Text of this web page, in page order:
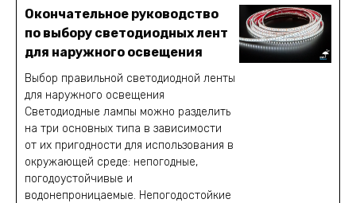
Окончательное руководство
по выбору светодиодных лент
для наружного освещения
Выбор правильной светодиодной ленты
для наружного освещения
Светодиодные лампы можно разделить
на три основных типа в зависимости
от их пригодности для использования в
окружающей среде: непогодные,
погодоустойчивые и
водонепроницаемые. Непогодостойкие